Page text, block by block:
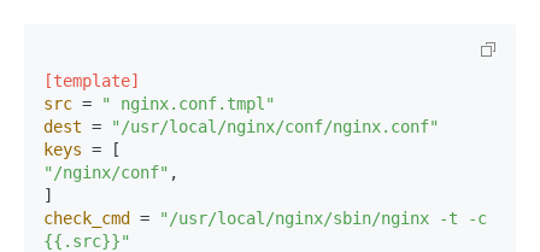
[template]
src =
" nginx.conf.tmpl"
dest =
"/usr/local/nginx/conf/nginx.conf"
keys
"/nginx/conf" ,
check_cmd =
"/usr/local/nginx/sbin/nginx -t -c
{{.src}}"